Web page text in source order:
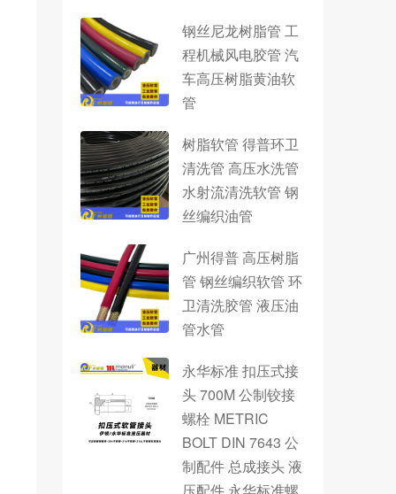
钢丝尼龙树脂管 工
程机械风电胶管 汽
车高压树脂黄油软
管
树脂软管 得普环卫
清洗管 高压水洗管
水射流清洗软管 钢
丝编织油管
广州得普 高压树脂
管 钢丝编织软管 环
卫清洗胶管 液压油
管水管
永华标准 扣压式接
头 700M 公制铰接
螺栓 METRIC
BOLT DIN 7643 公
制配件 总成接头 液